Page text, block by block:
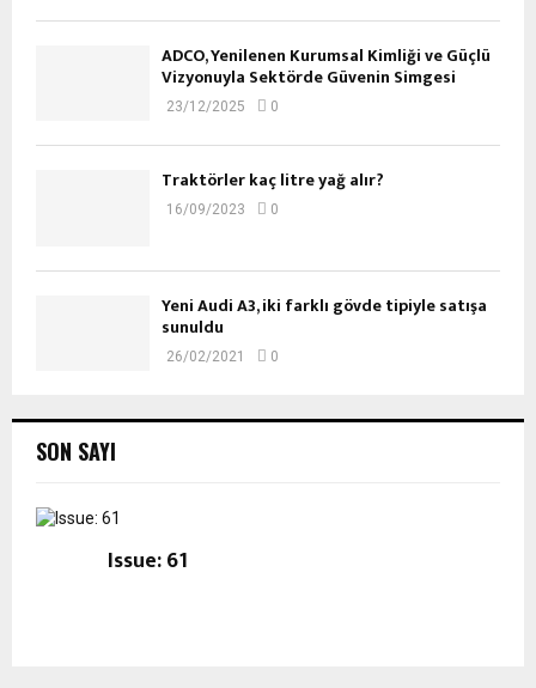
ADCO, Yenilenen Kurumsal Kimliği ve Güçlü
Vizyonuyla Sektörde Güvenin Simgesi
23/12/2025 0
Traktörler kaç litre yağ alır?
16/09/2023 0
Yeni Audi A3, iki farklı gövde tipiyle satışa
sunuldu
26/02/2021 0
SON SAYI
Issue: 61